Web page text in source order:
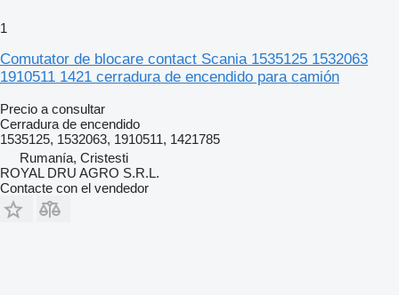
1
Comutator de blocare contact Scania 1535125 1532063
1910511 1421 cerradura de encendido para camión
Precio a consultar
Cerradura de encendido
1535125, 1532063, 1910511, 1421785
Rumanía, Cristesti
ROYAL DRU AGRO S.R.L.
Contacte con el vendedor